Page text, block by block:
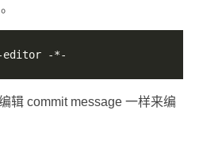
。
editor -*-
辑 commit message 一样来编